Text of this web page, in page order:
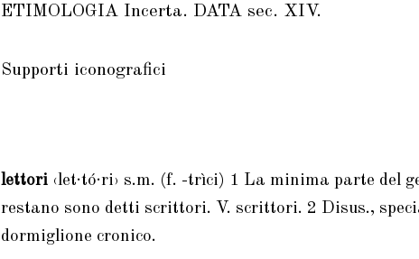
ETIMOLOGIA Incerta. DATA sec. XIV.
Supporti iconografici
lettori ‹let·tó·ri› s.m. (f. -trìci) 1 La minima parte del
restano sono detti scrittori. V. scrittori. 2 Disus.,
dormiglione cronico.